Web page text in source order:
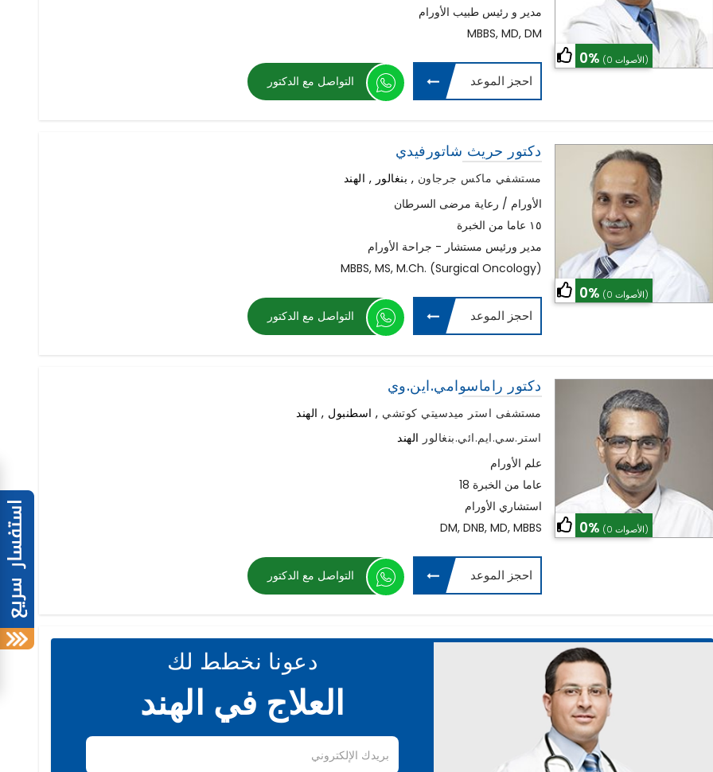
0% (0 الأصوات)
مدير و رئيس طبيب الأورام
MBBS, MD, DM
التواصل مع الدكتور احجز الموعد
0% (0 الأصوات)
دكتور حريث شاتورفيدي
مستشفي ماكس جرجاون , بنغالور , الهند
الأورام / رعاية مرضى السرطان
١٥ عاما من الخبرة
مدير ورئيس مستشار - جراحة الأورام
MBBS, MS, M.Ch. (Surgical Oncology)
التواصل مع الدكتور احجز الموعد
0% (0 الأصوات)
دكتور راماسوامي.اين.وي
مستشفى استر ميدسيتي كوتشي , اسطنبول , الهند
استر.سي.ايم.ائي.بنغالور الهند
علم الأورام
18 عاما من الخبرة
استشاري الأورام
DM, DNB, MD, MBBS
التواصل مع الدكتور احجز الموعد
دعونا نخطط لك
العلاج في الهند